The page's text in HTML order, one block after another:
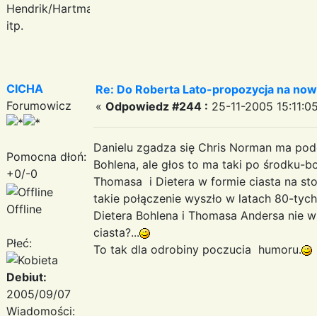
Hendrik/Hartmann
itp.
CICHA
Forumowicz
Pomocna dłoń:
+0/-0
Offline
Płeć:
Debiut:
2005/09/07
Wiadomości:
Re: Do Roberta Lato-propozycja na
« Odpowiedz #244 : 25-11-2005
Danielu zgadza się Chris Norman ma
Bohlena, ale głos to ma taki po środku-
Thomasa i Dietera w formie ciasta na
takie połączenie wyszło w latach 80-
Dietera Bohlena i Thomasa Andersa
ciasta?...
To tak dla odrobiny poczucia humoru.